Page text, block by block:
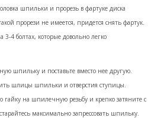
шпильки и прорезь в фартуке диска
прорези не имеется, придется снять фартук.
3-4 болтах, которые довольно легко
шпильку и поставьте вместо нее другую.
шлицы шпильки и отверстия ступицы.
гайку на шпилечную резьбу и крепко затяните с
максимально запрессовать шпильку.